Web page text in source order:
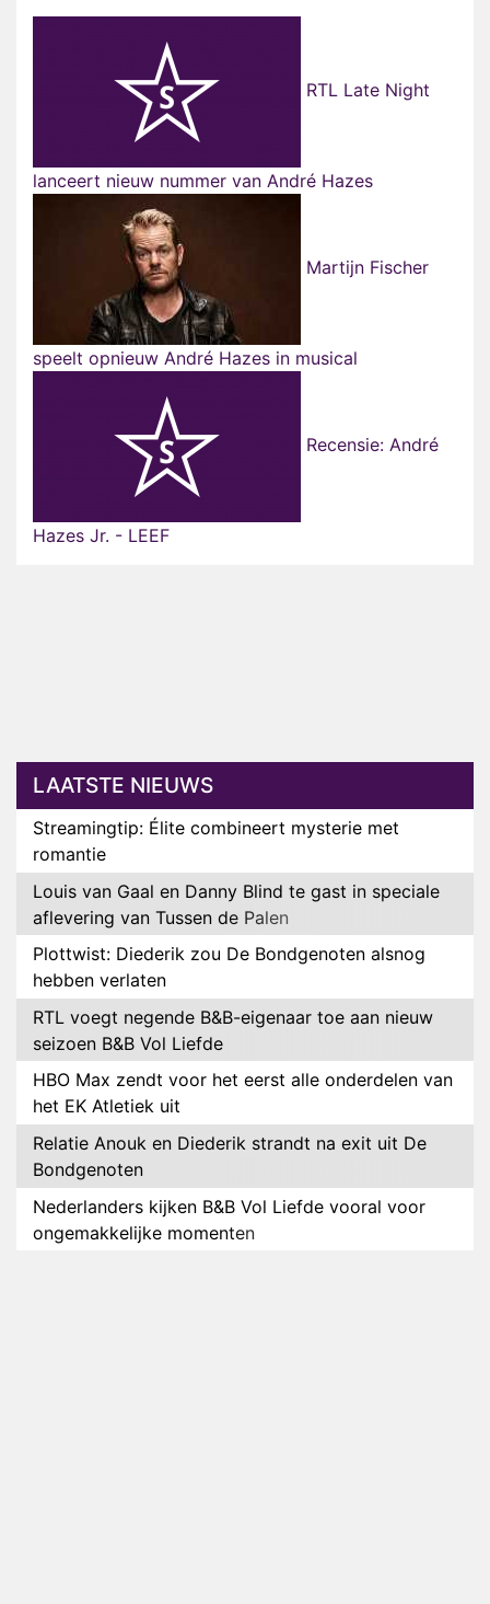
RTL Late Night
lanceert nieuw nummer van André Hazes
Martijn Fischer
speelt opnieuw André Hazes in musical
Recensie: André
Hazes Jr. - LEEF
LAATSTE NIEUWS
Streamingtip: Élite combineert mysterie met
romantie
Louis van Gaal en Danny Blind te gast in speciale
aflevering van Tussen de Palen
Plottwist: Diederik zou De Bondgenoten alsnog
hebben verlaten
RTL voegt negende B&B-eigenaar toe aan nieuw
seizoen B&B Vol Liefde
HBO Max zendt voor het eerst alle onderdelen van
het EK Atletiek uit
Relatie Anouk en Diederik strandt na exit uit De
Bondgenoten
Nederlanders kijken B&B Vol Liefde vooral voor
ongemakkelijke momenten